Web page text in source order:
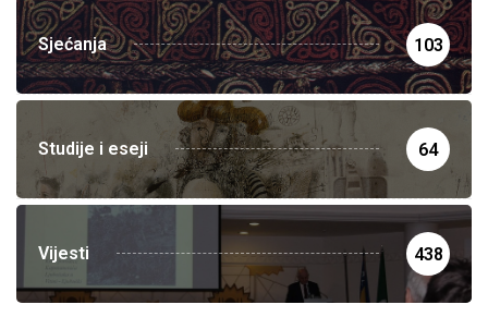
Sjećanja 103
Studije i eseji 64
Vijesti 438